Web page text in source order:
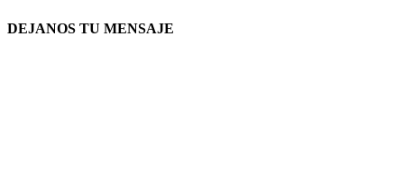
DEJANOS TU MENSAJE